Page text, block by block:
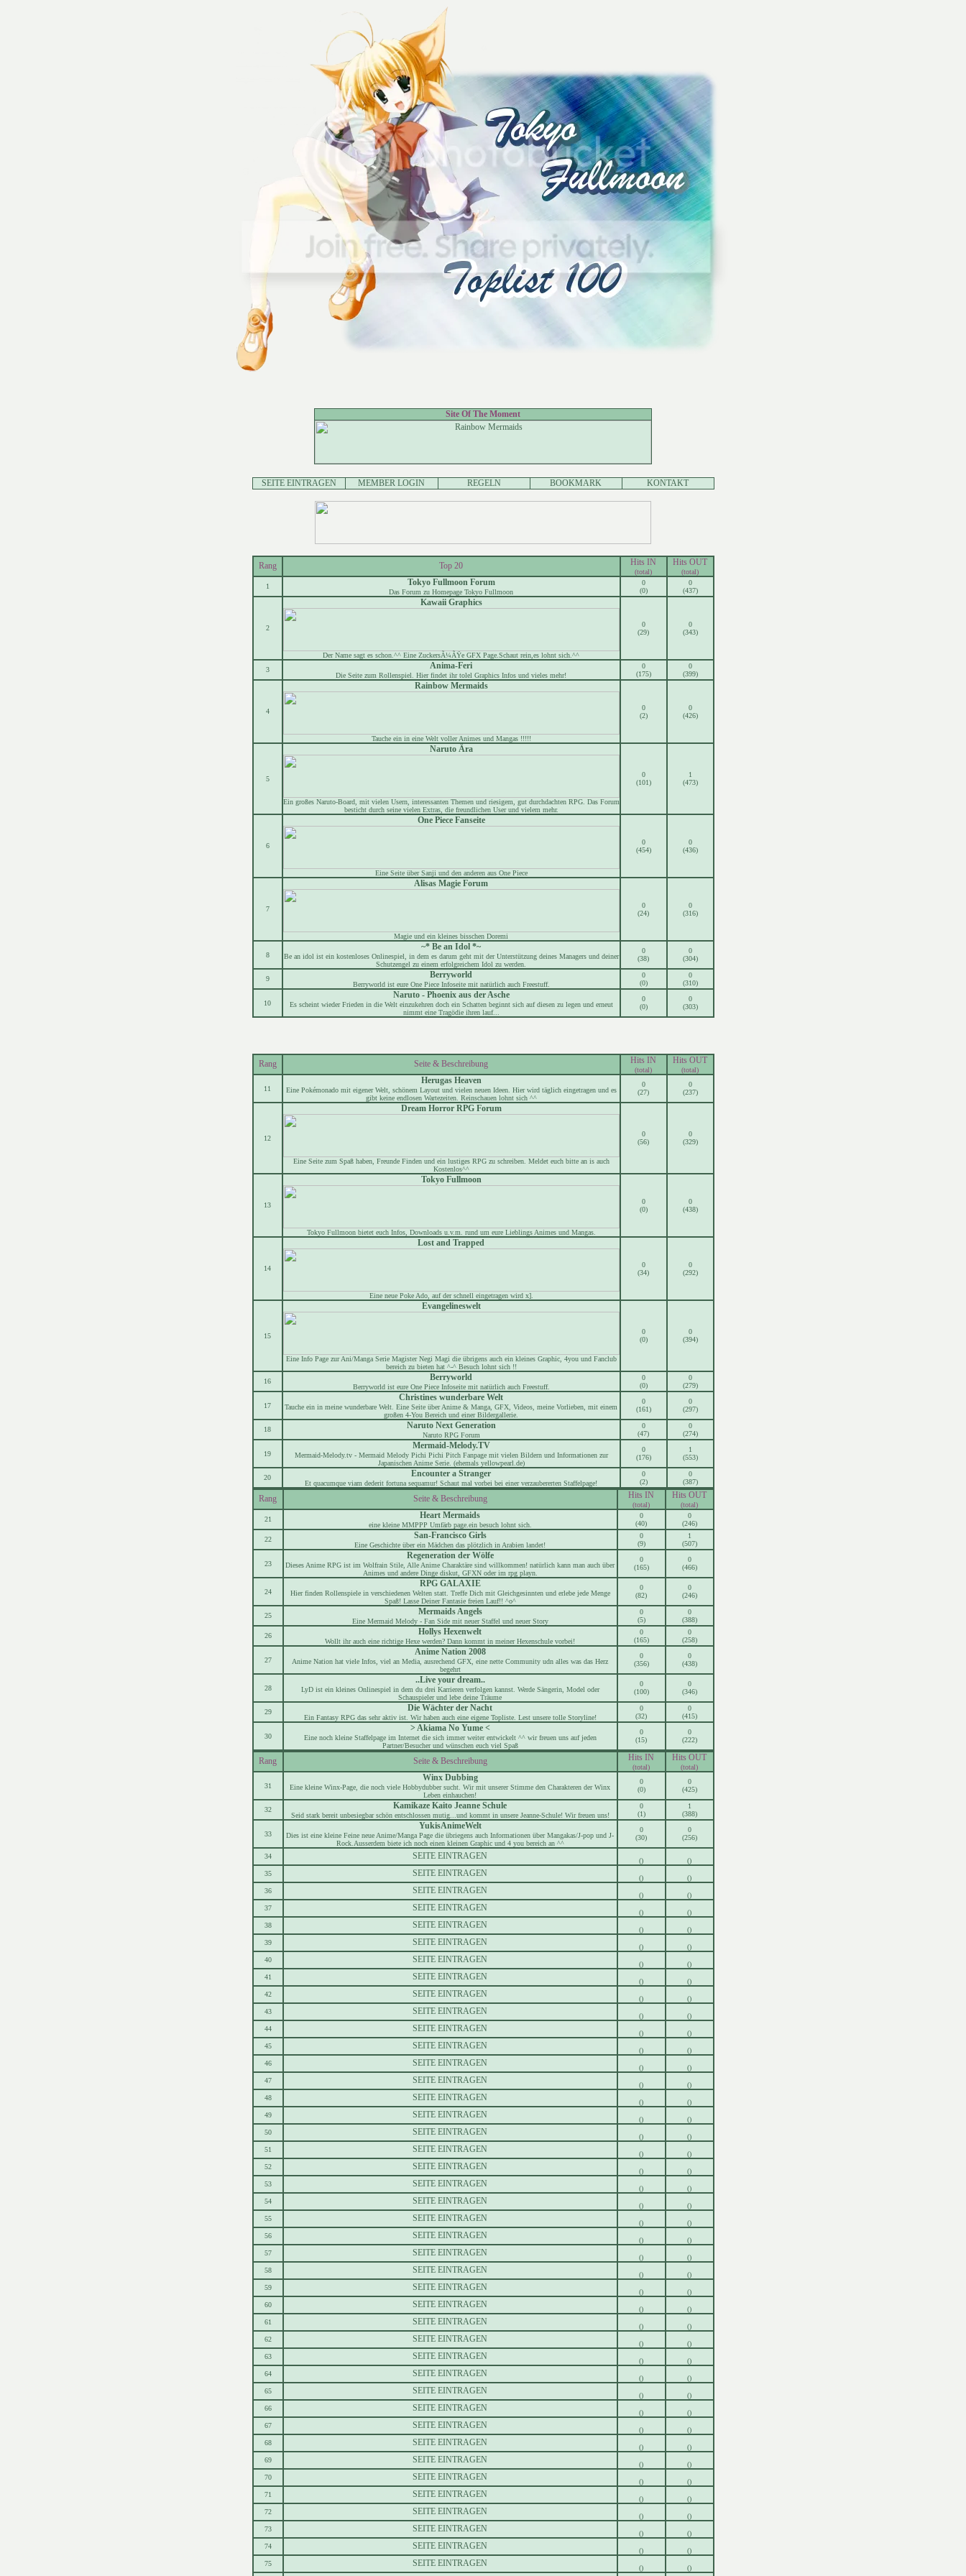
Site Of The Moment
SEITE EINTRAGEN MEMBER LOGIN REGELN BOOKMARK KONTAKT
Rang Top 20 Hits IN
(total)
Hits OUT
(total)
1
Tokyo Fullmoon Forum
Das Forum zu Homepage Tokyo Fullmoon
0
(0)
0
(437)
2
Kawaii Graphics
Der Name sagt es schon.^^ Eine ZuckersÃ¼ÃŸe GFX Page.Schaut rein,es lohnt sich.^^
0
(29)
0
(343)
3 Anima-Feri
Die Seite zum Rollenspiel. Hier findet ihr tolel Graphics Infos und vieles mehr!
0
(175)
0
(399)
4
Rainbow Mermaids
Tauche ein in eine Welt voller Animes und Mangas !!!!!
0
(2)
0
(426)
5
Naruto Ära
Ein großes Naruto-Board, mit vielen Usern, interessanten Themen und riesigem, gut durchdachten RPG. Das Forum
besticht durch seine vielen Extras, die freundlichen User und vielem mehr.
0
(101)
1
(473)
6
One Piece Fanseite
Eine Seite über Sanji und den anderen aus One Piece
0
(454)
0
(436)
7
Alisas Magie Forum
Magie und ein kleines bisschen Doremi
0
(24)
0
(316)
8
~* Be an Idol *~
Be an idol ist ein kostenloses Onlinespiel, in dem es darum geht mit der Unterstützung deines Managers und deiner
Schutzengel zu einem erfolgreichem Idol zu werden.
0
(38)
0
(304)
9 Berryworld
Berryworld ist eure One Piece Infoseite mit natürlich auch Freestuff.
0
(0)
0
(310)
10
Naruto - Phoenix aus der Asche
Es scheint wieder Frieden in die Welt einzukehren doch ein Schatten beginnt sich auf diesen zu legen und erneut
nimmt eine Tragödie ihren lauf...
0
(0)
0
(303)
Rang Seite & Beschreibung Hits IN
(total)
Hits OUT
(total)
11
Herugas Heaven
Eine Pokémonado mit eigener Welt, schönem Layout und vielen neuen Ideen. Hier wird täglich eingetragen und es
gibt keine endlosen Wartezeiten. Reinschauen lohnt sich ^^
0
(27)
0
(237)
12
Dream Horror RPG Forum
Eine Seite zum Spaß haben, Freunde Finden und ein lustiges RPG zu schreiben. Meldet euch bitte an is auch
Kostenlos^^
0
(56)
0
(329)
13
Tokyo Fullmoon
Tokyo Fullmoon bietet euch Infos, Downloads u.v.m. rund um eure Lieblings Animes und Mangas.
0
(0)
0
(438)
14
Lost and Trapped
Eine neue Poke Ado, auf der schnell eingetragen wird x].
0
(34)
0
(292)
15
Evangelineswelt
Eine Info Page zur Ani/Manga Serie Magister Negi Magi die übrigens auch ein kleines Graphic, 4you und Fanclub
bereich zu bieten hat ^-^ Besuch lohnt sich !!
0
(0)
0
(394)
16 Berryworld
Berryworld ist eure One Piece Infoseite mit natürlich auch Freestuff.
0
(0)
0
(279)
17
Christines wunderbare Welt
Tauche ein in meine wunderbare Welt. Eine Seite über Anime & Manga, GFX, Videos, meine Vorlieben, mit einem
großen 4-You Bereich und einer Bildergallerie.
0
(161)
0
(297)
18 Naruto Next Generation
Naruto RPG Forum
0
(47)
0
(274)
19
Mermaid-Melody.TV
Mermaid-Melody.tv - Mermaid Melody Pichi Pichi Pitch Fanpage mit vielen Bildern und Informationen zur
Japanischen Anime Serie. (ehemals yellowpearl.de)
0
(176)
1
(553)
20 Encounter a Stranger
Et quacumque viam dederit fortuna sequamur! Schaut mal vorbei bei einer verzaubererten Staffelpage!
0
(2)
0
(387)
Rang Seite & Beschreibung Hits IN
(total)
Hits OUT
(total)
21
Heart Mermaids
eine kleine MMPPP Umfärb page.ein besuch lohnt sich.
0
(40)
0
(246)
22
San-Francisco Girls
Eine Geschichte über ein Mädchen das plötzlich in Arabien landet!
0
(9)
1
(507)
23
Regeneration der Wölfe
Dieses Anime RPG ist im Wolfrain Stile, Alle Anime Charaktäre sind willkommen! natürlich kann man auch über
Animes und andere Dinge diskut, GFXN oder im rpg playn.
0
(165)
0
(466)
24
RPG GALAXIE
Hier finden Rollenspiele in verschiedenen Welten statt. Treffe Dich mit Gleichgesinnten und erlebe jede Menge
Spaß! Lasse Deiner Fantasie freien Lauf!! ^o^
0
(82)
0
(246)
25 Mermaids Angels
Eine Mermaid Melody - Fan Side mit neuer Staffel und neuer Story
0
(5)
0
(388)
26
Hollys Hexenwelt
Wollt ihr auch eine richtige Hexe werden? Dann kommt in meiner Hexenschule vorbei!
0
(165)
0
(258)
27
Anime Nation 2008
Anime Nation hat viele Infos, viel an Media, ausrechend GFX, eine nette Community udn alles was das Herz
begehrt
0
(356)
0
(438)
28
..Live your dream..
LyD ist ein kleines Onlinespiel in dem du drei Karrieren verfolgen kannst. Werde Sängerin, Model oder
Schauspieler und lebe deine Träume
0
(100)
0
(346)
29 Die Wächter der Nacht
Ein Fantasy RPG das sehr aktiv ist. Wir haben auch eine eigene Topliste. Lest unsere tolle Storyline!
0
(32)
0
(415)
30
> Akiama No Yume <
Eine noch kleine Staffelpage im Internet die sich immer weiter entwickelt ^^ wir freuen uns auf jeden
Partner/Besucher und wünschen euch viel Spaß
0
(15)
0
(222)
Rang Seite & Beschreibung Hits IN
(total)
Hits OUT
(total)
31
Winx Dubbing
Eine kleine Winx-Page, die noch viele Hobbydubber sucht. Wir mit unserer Stimme den Charakteren der Winx
Leben einhauchen!
0
(0)
0
(425)
32 Kamikaze Kaito Jeanne Schule
Seid stark bereit unbesiegbar schön entschlossen mutig...und kommt in unsere Jeanne-Schule! Wir freuen uns!
0
(1)
1
(388)
33
YukisAnimeWelt
Dies ist eine kleine Feine neue Anime/Manga Page die übriegens auch Informationen über Mangakas/J-pop und J-
Rock.Ausserdem biete ich noch einen kleinen Graphic und 4 you bereich an ^^
0
(30)
0
(256)
34 SEITE EINTRAGEN ()
()
35
SEITE EINTRAGEN ()
()
36
SEITE EINTRAGEN ()
()
37
SEITE EINTRAGEN ()
()
38
SEITE EINTRAGEN ()
()
39
SEITE EINTRAGEN ()
()
40
SEITE EINTRAGEN ()
()
41
SEITE EINTRAGEN ()
()
42
SEITE EINTRAGEN ()
()
43
SEITE EINTRAGEN ()
()
44
SEITE EINTRAGEN ()
()
45
SEITE EINTRAGEN ()
()
46
SEITE EINTRAGEN ()
()
47
SEITE EINTRAGEN ()
()
48
SEITE EINTRAGEN ()
()
49
SEITE EINTRAGEN ()
()
50
SEITE EINTRAGEN ()
()
51
SEITE EINTRAGEN ()
()
52
SEITE EINTRAGEN ()
()
53
SEITE EINTRAGEN ()
()
54
SEITE EINTRAGEN ()
()
55
SEITE EINTRAGEN ()
()
56
SEITE EINTRAGEN ()
()
57
SEITE EINTRAGEN ()
()
58
SEITE EINTRAGEN ()
()
59
SEITE EINTRAGEN ()
()
60
SEITE EINTRAGEN ()
()
61
SEITE EINTRAGEN ()
()
62
SEITE EINTRAGEN ()
()
63
SEITE EINTRAGEN ()
()
64
SEITE EINTRAGEN ()
()
65
SEITE EINTRAGEN ()
()
66
SEITE EINTRAGEN ()
()
67
SEITE EINTRAGEN ()
()
68
SEITE EINTRAGEN ()
()
69
SEITE EINTRAGEN ()
()
70
SEITE EINTRAGEN ()
()
71
SEITE EINTRAGEN ()
()
72
SEITE EINTRAGEN ()
()
73
SEITE EINTRAGEN ()
()
74
SEITE EINTRAGEN ()
()
75
SEITE EINTRAGEN () ()